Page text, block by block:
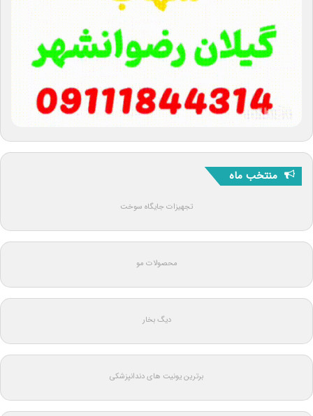
منتخب ماه
تجهیزات جایگاه سوخت
محصولات مو
دیگ بخار
برترین یونیت های دندانپزشکی